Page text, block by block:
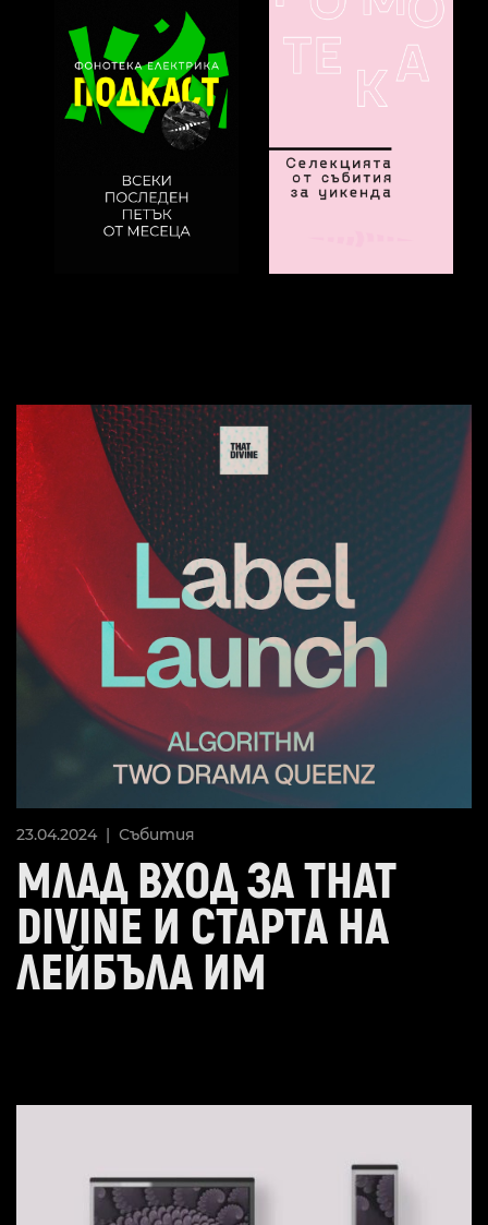
23.04.2024 | Събития
МЛАД ВХОД ЗА THAT
DIVINE И СТАРТА НА
ЛЕЙБЪЛА ИМ